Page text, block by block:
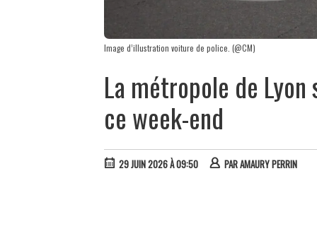
Image d’illustration voiture de police. (@CM)
La métropole de
ce week-end
29 JUIN 2026 À 09:50 PARAMAURY PERRIN